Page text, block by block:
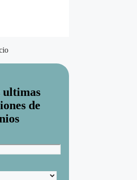
ultimas
de